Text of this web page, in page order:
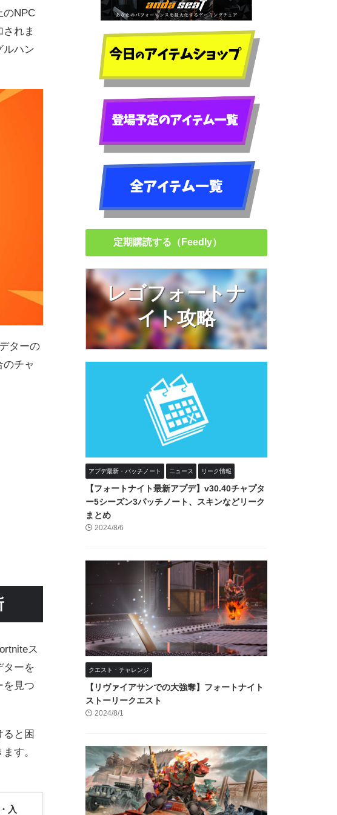
のNPC
れま
ルハン
ターの
のチャ
ス
ターを
を見つ
と困
す。
入
定期購読する（Feedly）
レゴフォートナ
イト攻略
アプデ最新・パッチノート ニュース リーク情報
【フォートナイト最新アプデ】v30.40チャプタ
ー5シーズン3パッチノート、スキンなどリーク
まとめ
2024/8/6
クエスト・チャレンジ
【リヴァイアサンでの大強奪】フォートナイト
ストーリークエスト
2024/8/1